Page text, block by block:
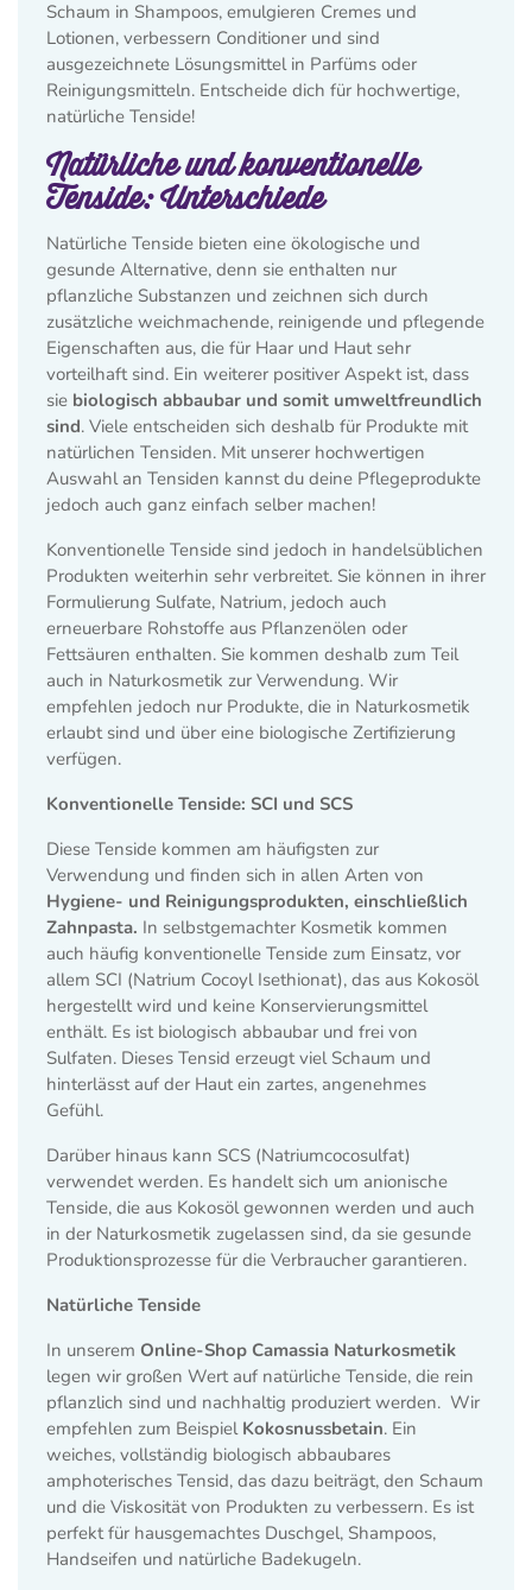
Schaum in Shampoos, emulgieren Cremes und
Lotionen, verbessern Conditioner und sind
ausgezeichnete Lösungsmittel in Parfüms oder
Reinigungsmitteln. Entscheide dich für hochwertige,
natürliche Tenside!
Natürliche und konventionelle
Tenside: Unterschiede
Natürliche Tenside bieten eine ökologische und
gesunde Alternative, denn sie enthalten nur
pflanzliche Substanzen und zeichnen sich durch
zusätzliche weichmachende, reinigende und pflegende
Eigenschaften aus, die für Haar und Haut sehr
vorteilhaft sind. Ein weiterer positiver Aspekt ist, dass
sie biologisch abbaubar und somit umweltfreundlich
sind. Viele entscheiden sich deshalb für Produkte mit
natürlichen Tensiden. Mit unserer hochwertigen
Auswahl an Tensiden kannst du deine Pflegeprodukte
jedoch auch ganz einfach selber machen!
Konventionelle Tenside sind jedoch in handelsüblichen
Produkten weiterhin sehr verbreitet. Sie können in ihrer
Formulierung Sulfate, Natrium, jedoch auch
erneuerbare Rohstoffe aus Pflanzenölen oder
Fettsäuren enthalten. Sie kommen deshalb zum Teil
auch in Naturkosmetik zur Verwendung. Wir
empfehlen jedoch nur Produkte, die in Naturkosmetik
erlaubt sind und über eine biologische Zertifizierung
verfügen.
Konventionelle Tenside: SCI und SCS
Diese Tenside kommen am häufigsten zur
Verwendung und finden sich in allen Arten von
Hygiene- und Reinigungsprodukten, einschließlich
Zahnpasta. In selbstgemachter Kosmetik kommen
auch häufig konventionelle Tenside zum Einsatz, vor
allem SCI (Natrium Cocoyl Isethionat), das aus Kokosöl
hergestellt wird und keine Konservierungsmittel
enthält. Es ist biologisch abbaubar und frei von
Sulfaten. Dieses Tensid erzeugt viel Schaum und
hinterlässt auf der Haut ein zartes, angenehmes
Gefühl.
Darüber hinaus kann SCS (Natriumcocosulfat)
verwendet werden. Es handelt sich um anionische
Tenside, die aus Kokosöl gewonnen werden und auch
in der Naturkosmetik zugelassen sind, da sie gesunde
Produktionsprozesse für die Verbraucher garantieren.
Natürliche Tenside
In unserem Online-Shop Camassia Naturkosmetik
legen wir großen Wert auf natürliche Tenside, die rein
pflanzlich sind und nachhaltig produziert werden. Wir
empfehlen zum Beispiel Kokosnussbetain. Ein
weiches, vollständig biologisch abbaubares
amphoterisches Tensid, das dazu beiträgt, den Schaum
und die Viskosität von Produkten zu verbessern. Es ist
perfekt für hausgemachtes Duschgel, Shampoos,
Handseifen und natürliche Badekugeln.